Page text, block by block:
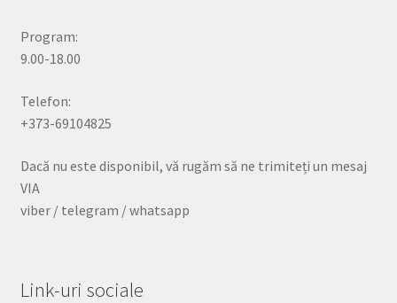
Program:
9.00-18.00
Telefon:
+373-69104825
Dacă nu este disponibil, vă rugăm să ne trimiteți un mesaj
VIA
viber / telegram / whatsapp
Link-uri sociale